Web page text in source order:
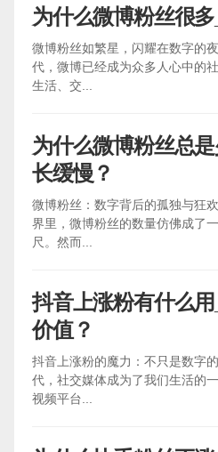
为什么微博粉丝很
微博粉丝如繁星，闪耀在数字的
代，微博已经成为众多人心中的
生活、交...
为什么微博粉丝总
长缓慢？
微博粉丝：数字背后的孤独与狂
界里，微博粉丝的数量仿佛成了
尺。然而...
抖音上涨粉有什么
价值？
抖音上涨粉的魔力：不只是数字
代，社交媒体成为了我们生活的
视频平台...